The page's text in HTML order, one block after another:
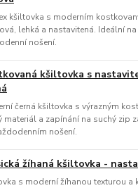
kšiltovka s moderním
lehká a nastavitená. Ideální
nošení.
kšiltovka s
černá kšiltovka s výrazným
materiál a zapínání na suchý zip
nošení.
žíhaná kšiltovka -
s moderní žíhanou texturou a